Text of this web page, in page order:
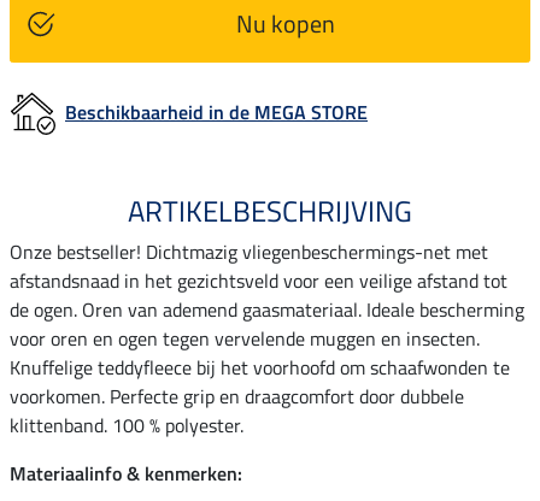
Nu kopen
Beschikbaarheid in de MEGA STORE
ARTIKELBESCHRIJVING
Onze bestseller! Dichtmazig vliegenbeschermings-net met
afstandsnaad in het gezichtsveld voor een veilige afstand tot
de ogen. Oren van ademend gaasmateriaal. Ideale bescherming
voor oren en ogen tegen vervelende muggen en insecten.
Knuffelige teddyfleece bij het voorhoofd om schaafwonden te
voorkomen. Perfecte grip en draagcomfort door dubbele
klittenband. 100 % polyester.
Materiaalinfo & kenmerken: